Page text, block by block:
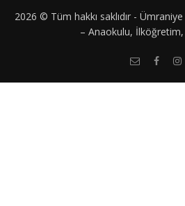
2026 © Tüm hakkı saklıdır -
– Anaokulu,